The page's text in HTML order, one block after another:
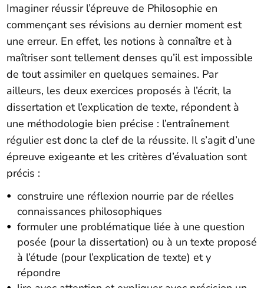
Imaginer réussir l’épreuve de Philosophie en
commençant ses révisions au dernier moment est
une erreur. En effet, les notions à connaître et à
maîtriser sont tellement denses qu’il est impossible
de tout assimiler en quelques semaines. Par
ailleurs, les deux exercices proposés à l’écrit, la
dissertation et l’explication de texte, répondent à
une méthodologie bien précise : l’entraînement
régulier est donc la clef de la réussite. Il s’agit d’une
épreuve exigeante et les critères d’évaluation sont
précis :
construire une réflexion nourrie par de réelles
connaissances philosophiques
formuler une problématique liée à une question
posée (pour la dissertation) ou à un texte proposé
à l’étude (pour l’explication de texte) et y
répondre